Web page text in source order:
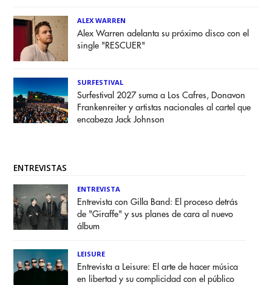
ALEX WARREN
Alex Warren adelanta su próximo disco con el
single "RESCUER"
SURFESTIVAL
Surfestival 2027 suma a Los Cafres, Donavon
Frankenreiter y artistas nacionales al cartel que
encabeza Jack Johnson
ENTREVISTAS
ENTREVISTA
Entrevista con Gilla Band: El proceso detrás
de "Giraffe" y sus planes de cara al nuevo
álbum
LEISURE
Entrevista a Leisure: El arte de hacer música
en libertad y su complicidad con el público